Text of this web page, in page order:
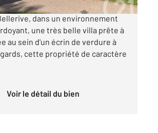
Century 21 GNT Immobilier vous
dans un environnement
une très belle villa prête à
au sein d'un écrin de verdure à
cette propriété de caractère
Voir le détail du bien